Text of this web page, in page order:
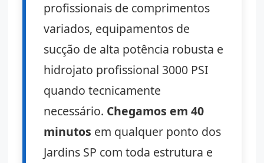
profissionais de comprimentos
variados, equipamentos de
sucção de alta potência robusta e
hidrojato profissional 3000 PSI
quando tecnicamente
necessário. Chegamos em 40
minutos em qualquer ponto dos
Jardins SP com toda estrutura e